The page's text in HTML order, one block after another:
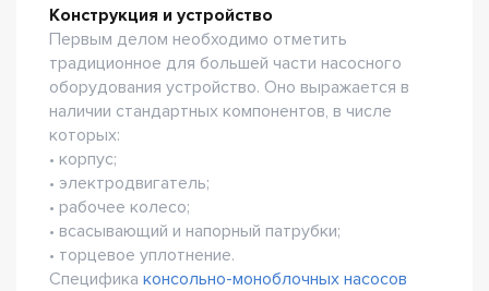
Конструкция и устройство
Первым делом необходимо отметить
традиционное для большей части насосного
оборудования устройство. Оно выражается в
наличии стандартных компонентов, в числе
которых:
• корпус;
• электродвигатель;
• рабочее колесо;
• всасывающий и напорный патрубки;
• торцевое уплотнение.
Специфика консольно-моноблочных насосов